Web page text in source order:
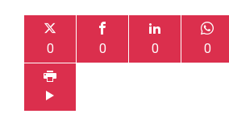
0 0 0 0